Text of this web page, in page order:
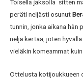
Toisella jaksolla sitten
peräti neljästi osunut
tunnin, jonka aikana
neljä kertaa, joten
vieläkin komeammat
Ottelusta kotijoukkueen